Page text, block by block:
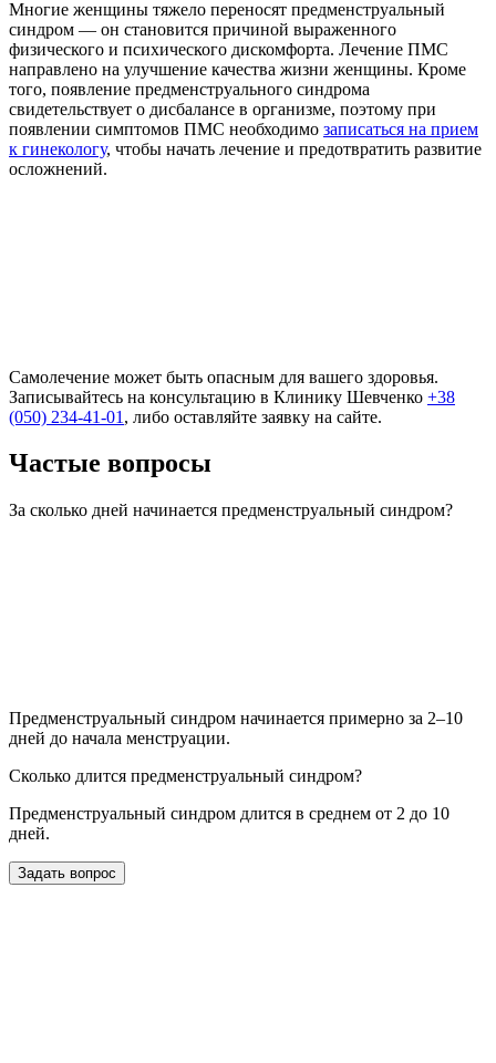
Многие женщины тяжело переносят предменструальный
синдром — он становится причиной выраженного
физического и психического дискомфорта. Лечение ПМС
направлено на улучшение качества жизни женщины. Кроме
того, появление предменструального синдрома
свидетельствует о дисбалансе в организме, поэтому при
появлении симптомов ПМС необходимо записаться на прием
к гинекологу, чтобы начать лечение и предотвратить развитие
осложнений.
Самолечение может быть опасным для вашего здоровья.
Записывайтесь на консультацию в Клинику Шевченко +38
(050) 234-41-01 , либо оставляйте заявку на сайте.
Частые вопросы
За сколько дней начинается предменструальный синдром?
Предменструальный синдром начинается примерно за 2–10
дней до начала менструации.
Сколько длится предменструальный синдром?
Предменструальный синдром длится в среднем от 2 до 10
дней.
Задать вопрос